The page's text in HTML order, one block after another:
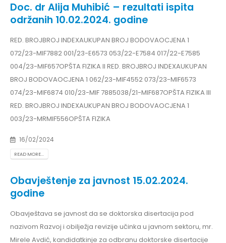
Doc. dr Alija Muhibić – rezultati ispita
održanih 10.02.2024. godine
RED. BROJBROJ INDEXAUKUPAN BROJ BODOVAOCJENA 1
072/23-MIF7882 001/23-E6573 053/22-E7584 017/22-E7585
004/23-MIF657OPŠTA FIZIKA II RED. BROJBROJ INDEXAUKUPAN
BROJ BODOVAOCJENA 1 062/23-MIF4552 073/23-MIF6573
074/23-MIF6874 010/23-MIF 7885038/21-MIF687OPŠTA FIZIKA III
RED. BROJBROJ INDEXAUKUPAN BROJ BODOVAOCJENA 1
003/23-MRMIF556OPŠTA FIZIKA
16/02/2024
READ MORE...
Obavještenje za javnost 15.02.2024.
godine
Obavještava se javnost da se doktorska disertacija pod
nazivom Razvoj i obilježja revizije učinka u javnom sektoru, mr.
Mirele Avdić, kandidatkinje za odbranu doktorske disertacije